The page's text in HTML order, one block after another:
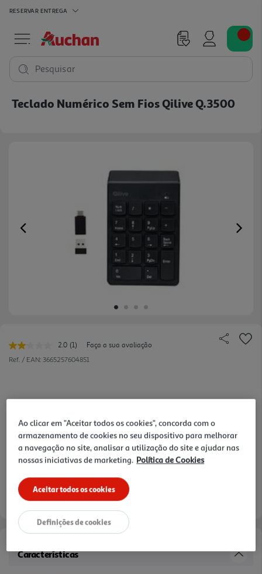
RESERVAR ENTREGA
Pesquisar
Teclado Numérico Sem Fios Qilive Q.3500
Previous
2.0 Leu
uma
a
(1)
Faça a sua avaliação
Ref. / EAN: 3665257604851
Receba em casa a 11/08/2026, se encomendar até às 12h.
1h Recolha em loja Express*
3hRecolha Drive*
Características
Ao clicar em "Aceitar todos os cookies", concorda com o
armazenamento de cookies no seu dispositivo para melhorar
a navegação no site, analisar a utilização do site e ajudar nas
nossas iniciativas de marketing. Política de Cookies
Aceitar todos os cookies
Definições de cookies